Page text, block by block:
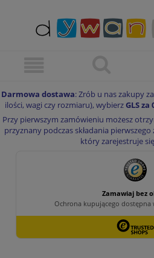
Darmowa dostawa: Zrób u nas zakupy
ilości, wagi czy rozmiaru), wybierzGLS za
Przy pierwszym zamówieniu możesz
przyznany podczas składania
który zarejestruje